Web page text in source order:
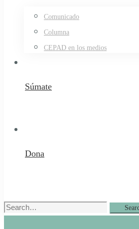
Comunicado
Columna
CEPAD en los medios
Súmate
Dona
Search